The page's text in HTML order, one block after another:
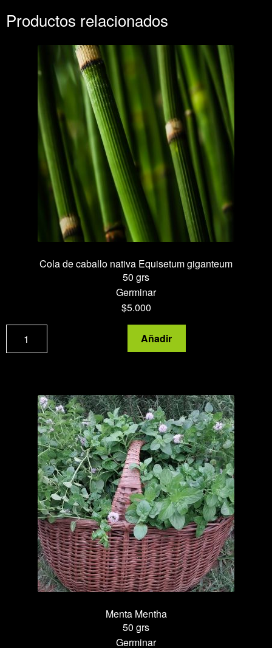
Productos relacionados
Cola de caballo nativa Equisetum giganteum
50 grs
Germinar
$5.000
Cola
de
Equisetum
giganteum
cantidad
Añadir
Menta Mentha
50 grs
Germinar